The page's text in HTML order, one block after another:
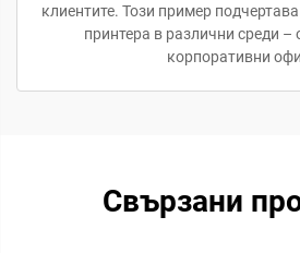
клиентите. Този пример
принтера в различни среди –
корпоративни
Свързани